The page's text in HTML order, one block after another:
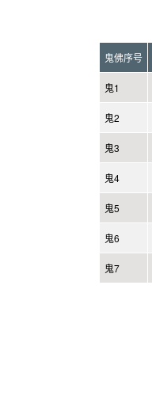
鬼佛序号
鬼1
鬼2
鬼3
鬼4
鬼5
鬼6
鬼7